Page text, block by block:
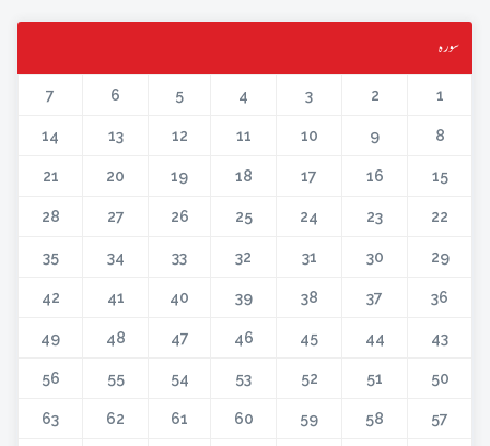
سورہ
1
2
3
4
5
6
7
8
9
10
11
12
13
14
15
16
17
18
19
20
21
22
23
24
25
26
27
28
29
30
31
32
33
34
35
36
37
38
39
40
41
42
43
44
45
46
47
48
49
50
51
52
53
54
55
56
57
58
59
60
61
62
63